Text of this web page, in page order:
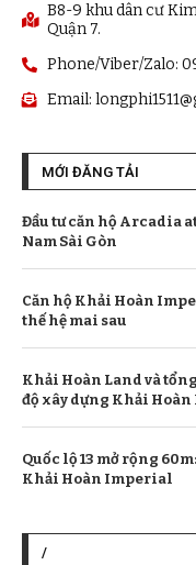
B8-9 khu dân cư
Quận 7.
Phone/Viber/Zalo:
Email:
MỚI ĐĂNG TẢI
Đầu tư căn hộ Arcadia
Nam Sài Gòn
Căn hộ Khải Hoàn
thế hệ mai sau
Khải Hoàn Land và
độ xây dựng Khải
Quốc lộ 13 mở rộng
Khải Hoàn Imperial
/